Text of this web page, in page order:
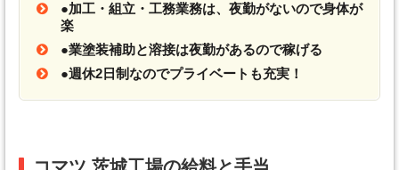
●加工・組立・工務業務は、夜勤がないので身体が
楽
●業塗装補助と溶接は夜勤があるので稼げる
●週休2日制なのでプライベートも充実！